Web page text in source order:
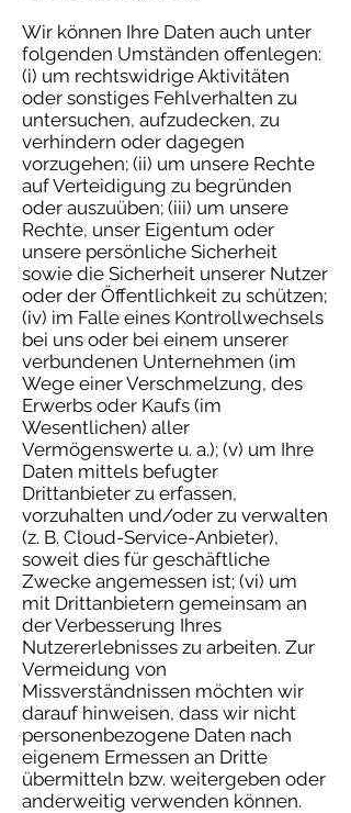
Wir können Ihre Daten auch unter
folgenden Umständen offenlegen:
(i) um rechtswidrige Aktivitäten
oder sonstiges Fehlverhalten zu
untersuchen, aufzudecken, zu
verhindern oder dagegen
vorzugehen; (ii) um unsere Rechte
auf Verteidigung zu begründen
oder auszuüben; (iii) um unsere
Rechte, unser Eigentum oder
unsere persönliche Sicherheit
sowie die Sicherheit unserer Nutzer
oder der Öffentlichkeit zu schützen;
(iv) im Falle eines Kontrollwechsels
bei uns oder bei einem unserer
verbundenen Unternehmen (im
Wege einer Verschmelzung, des
Erwerbs oder Kaufs (im
Wesentlichen) aller
Vermögenswerte u. a.); (v) um Ihre
Daten mittels befugter
Drittanbieter zu erfassen,
vorzuhalten und/oder zu verwalten
(z. B. Cloud-Service-Anbieter),
soweit dies für geschäftliche
Zwecke angemessen ist; (vi) um
mit Drittanbietern gemeinsam an
der Verbesserung Ihres
Nutzererlebnisses zu arbeiten. Zur
Vermeidung von
Missverständnissen möchten wir
darauf hinweisen, dass wir nicht
personenbezogene Daten nach
eigenem Ermessen an Dritte
übermitteln bzw. weitergeben oder
anderweitig verwenden können.